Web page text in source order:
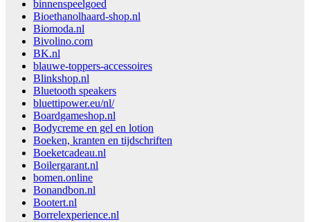
binnenspeelgoed
Bioethanolhaard-shop.nl
Biomoda.nl
Bivolino.com
BK.nl
blauwe-toppers-accessoires
Blinkshop.nl
Bluetooth speakers
bluettipower.eu/nl/
Boardgameshop.nl
Bodycreme en gel en lotion
Boeken, kranten en tijdschriften
Boeketcadeau.nl
Boilergarant.nl
bomen.online
Bonandbon.nl
Bootert.nl
Borrelexperience.nl